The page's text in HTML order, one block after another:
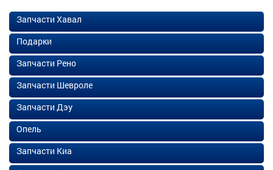
Запчасти Хавал
Подарки
Запчасти Рено
Запчасти Шевроле
Запчасти Дэу
Опель
Запчасти Киа